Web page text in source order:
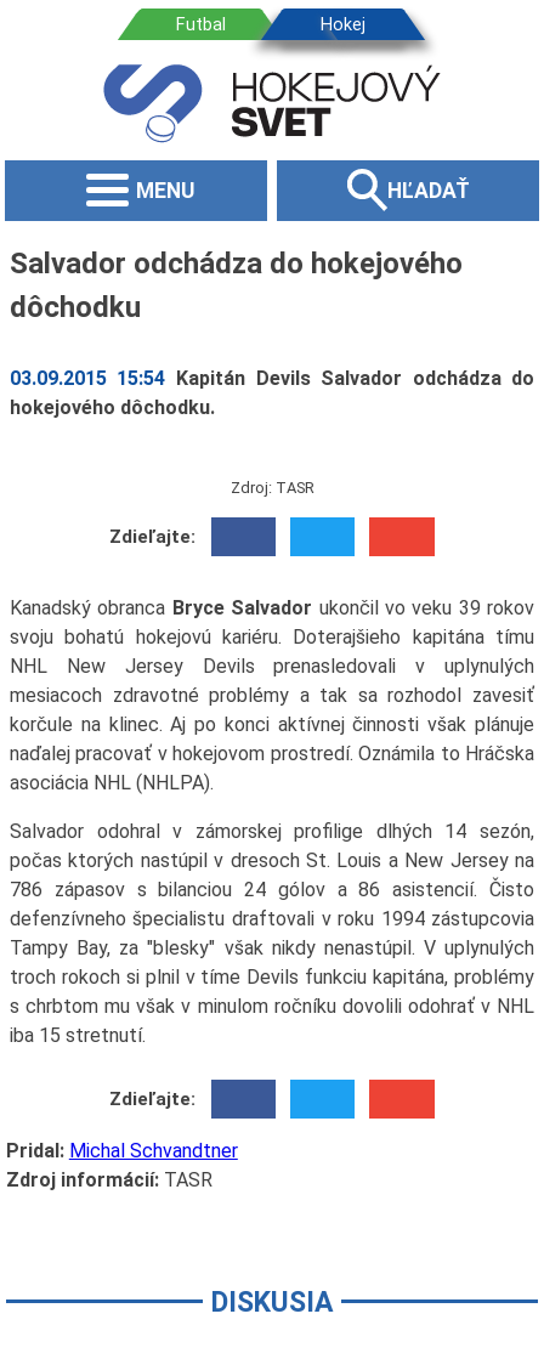
MENU HĽADAŤ
Salvador odchádza do hokejového
dôchodku
03.09.2015 15:54
Kapitán Devils Salvador odchádza do
hokejového dôchodku.
Zdroj: TASR
Zdieľajte:
Kanadský obranca Bryce Salvador ukončil vo veku 39 rokov
svoju bohatú hokejovú kariéru. Doterajšieho kapitána tímu
NHL New Jersey Devils prenasledovali v uplynulých
mesiacoch zdravotné problémy a tak sa rozhodol zavesiť
korčule na klinec. Aj po konci aktívnej činnosti však plánuje
naďalej pracovať v hokejovom prostredí. Oznámila to Hráčska
asociácia NHL (NHLPA).
Salvador odohral v zámorskej profilige dlhých 14 sezón,
počas ktorých nastúpil v dresoch St. Louis a New Jersey na
786 zápasov s bilanciou 24 gólov a 86 asistencií. Čisto
defenzívneho špecialistu draftovali v roku 1994 zástupcovia
Tampy Bay, za "blesky" však nikdy nenastúpil. V uplynulých
troch rokoch si plnil v tíme Devils funkciu kapitána, problémy
s chrbtom mu však v minulom ročníku dovolili odohrať v NHL
iba 15 stretnutí.
Zdieľajte:
Pridal: Michal Schvandtner
Zdroj informácií:TASR
DISKUSIA